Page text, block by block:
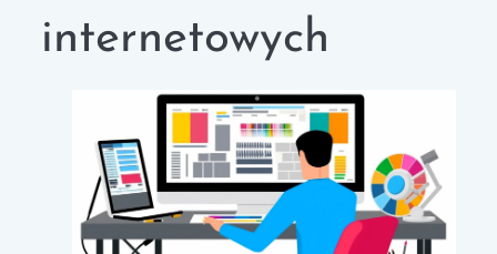
internetowych